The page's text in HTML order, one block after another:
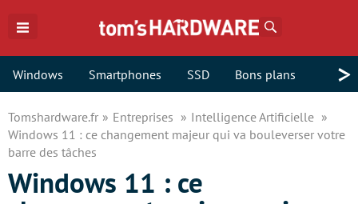
Windows Smartphones SSD Bons plans >
Tomshardware.fr Entreprises
Intelligence Artificielle
Windows 11 : ce changement majeur qui va bouleverser votre
barre des tâches
Windows 11 : ce